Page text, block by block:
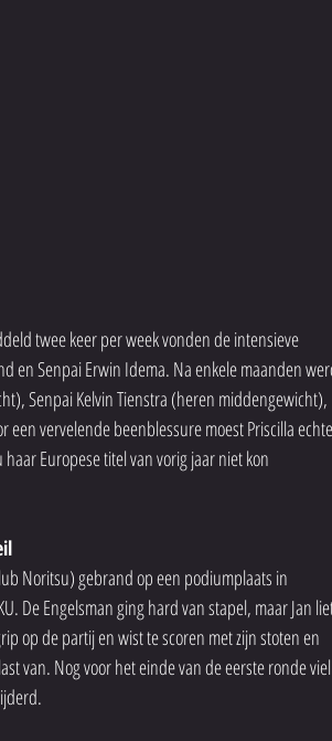
twee keer per week vonden de intensieve
en Senpai Erwin Idema. Na enkele maanden
Senpai Kelvin Tienstra (heren middengewicht),
een vervelende beenblessure moest Priscilla
Europese titel van vorig jaar niet kon
Noritsu) gebrand op een podiumplaats in
De Engelsman ging hard van stapel, maar Jan
op de partij en wist te scoren met zijn stoten en
van. Nog voor het einde van de eerste ronde viel